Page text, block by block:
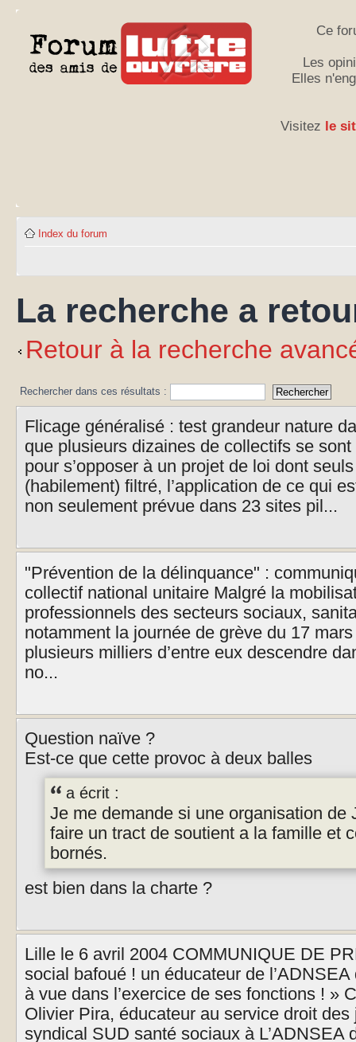
Ce
Les
Elles
Visitez le
Index du forum
La recherche a
Retour à la recherche
Rechercher dans ces résultats :
Flicage généralisé : test grandeur nature
que plusieurs dizaines de collectifs se
pour s’opposer à un projet de loi dont
(habilement) filtré, l’application de ce qui
non seulement prévue dans 23 sites pil...
"Prévention de la délinquance" :
collectif national unitaire Malgré la
professionnels des secteurs sociaux,
notamment la journée de grève du 17
plusieurs milliers d’entre eux descendre
no...
Question naïve ?
Est-ce que cette provoc à deux balles
a écrit :
Je me demande si une organisation de
faire un tract de soutient a la famille et
bornés.
est bien dans la charte ?
Lille le 6 avril 2004 COMMUNIQUE DE
social bafoué ! un éducateur de
à vue dans l’exercice de ses fonctions ! »
Olivier Pira, éducateur au service droit
syndical SUD santé sociaux à L’ADNSEA